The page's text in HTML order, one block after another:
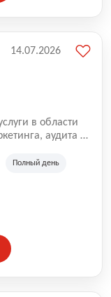
в области
аудита и
на рынке с
компаниями из
Полный день
14.07.2026